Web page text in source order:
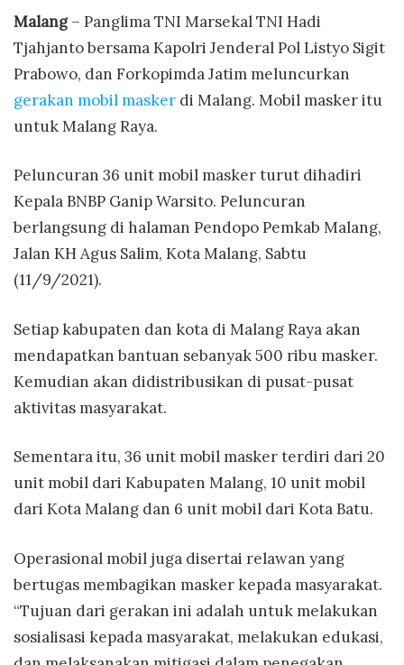
Malang– Panglima TNI Marsekal TNI Hadi
Tjahjanto bersama Kapolri Jenderal Pol Listyo Sigit
Prabowo, dan Forkopimda Jatim meluncurkan
gerakan mobil masker di Malang. Mobil masker itu
untuk Malang Raya.
Peluncuran 36 unit mobil masker turut dihadiri
Kepala BNBP Ganip Warsito. Peluncuran
berlangsung di halaman Pendopo Pemkab Malang,
Jalan KH Agus Salim, Kota Malang, Sabtu
(11/9/2021).
Setiap kabupaten dan kota di Malang Raya akan
mendapatkan bantuan sebanyak 500 ribu masker.
Kemudian akan didistribusikan di pusat-pusat
aktivitas masyarakat.
Sementara itu, 36 unit mobil masker terdiri dari 20
unit mobil dari Kabupaten Malang, 10 unit mobil
dari Kota Malang dan 6 unit mobil dari Kota Batu.
Operasional mobil juga disertai relawan yang
bertugas membagikan masker kepada masyarakat.
“Tujuan dari gerakan ini adalah untuk melakukan
sosialisasi kepada masyarakat, melakukan edukasi,